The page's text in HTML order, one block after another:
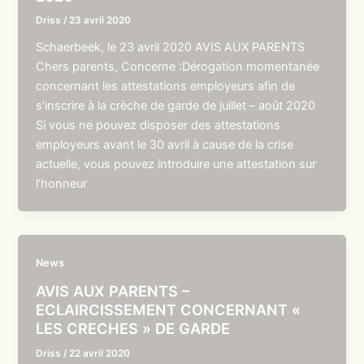
Driss / 23 avril 2020
Schaerbeek, le 23 avril 2020 AVIS AUX PARENTS
Chers parents, Concerne :Dérogation momentanée
concernant les attestations employeurs afin de
s’inscrire à la crèche de garde de juillet – août 2020
Si vous ne pouvez disposer des attestations
employeurs avant le 30 avril à cause de la crise
actuelle, vous pouvez introduire une attestation sur
l’honneur
News
AVIS AUX PARENTS –
ECLAIRCISSEMENT CONCERNANT «
LES CRECHES » DE GARDE
Driss / 22 avril 2020